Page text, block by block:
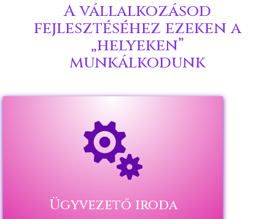
A vállalkozásod
fejlesztéséhez ezeken a
„helyeken”
munkálkodunk

Ügyvezető iroda